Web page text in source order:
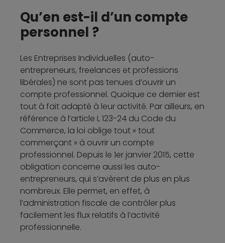
Qu’en est-il d’un compte
personnel ?
Les Entreprises Individuelles (auto-
entrepreneurs, freelances et professions
libérales) ne sont pas tenues d’ouvrir un
compte professionnel. Quoique ce dernier est
tout à fait adapté à leur activité. Par ailleurs, en
référence à l’article L 123-24 du Code du
Commerce, la loi oblige tout « tout
commerçant » à ouvrir un compte
professionnel. Depuis le 1er janvier 2015, cette
obligation concerne aussi les auto-
entrepreneurs, qui s’avèrent de plus en plus
nombreux. Elle permet, en effet, à
l’administration fiscale de contrôler plus
facilement les flux relatifs à l’activité
professionnelle.